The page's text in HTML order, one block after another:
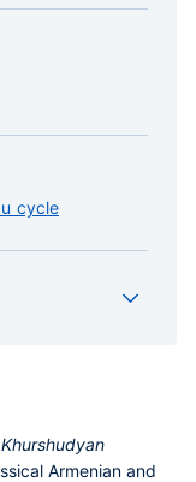
cycle
Armenian and